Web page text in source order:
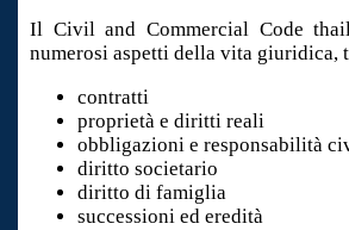
Il Civil and Commercial Code
numerosi aspetti della vita giuridica,
contratti
proprietà e diritti reali
obbligazioni e responsabilità
diritto societario
diritto di famiglia
successioni ed eredità